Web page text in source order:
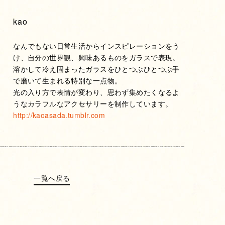
kao
なんでもない日常生活からインスピレーションをう
け、自分の世界観、興味あるものをガラスで表現。
溶かして冷え固まったガラスをひとつぶひとつぶ手
で磨いて生まれる特別な一点物。
光の入り方で表情が変わり、思わず集めたくなるよ
うなカラフルなアクセサリーを制作しています。
http://kaoasada.tumblr.com
一覧へ戻る